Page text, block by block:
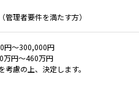
管理者要件を満たす方）
円～300,000円
円～460万円
慮の上、決定します。